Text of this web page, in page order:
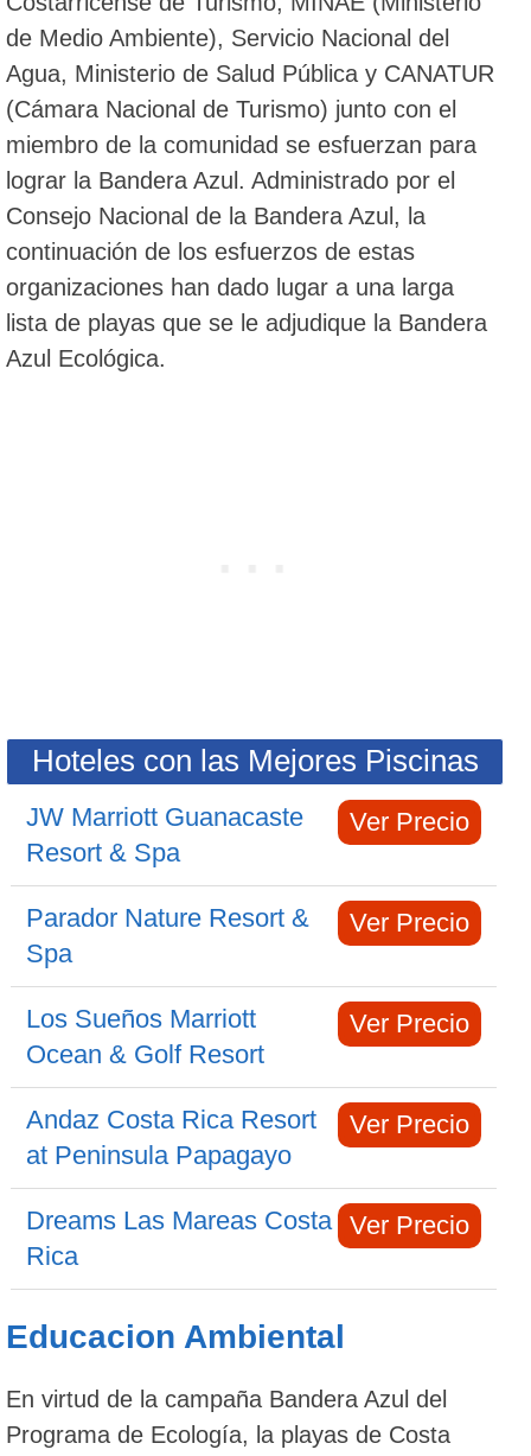
de Medio Ambiente), Servicio Nacional del
Agua, Ministerio de Salud Pública y CANATUR
(Cámara Nacional de Turismo) junto con el
miembro de la comunidad se esfuerzan para
lograr la Bandera Azul. Administrado por el
Consejo Nacional de la Bandera Azul, la
continuación de los esfuerzos de estas
organizaciones han dado lugar a una larga
lista de playas que se le adjudique la Bandera
Azul Ecológica.
Hoteles con las Mejores Piscinas
JW Marriott Guanacaste
Resort & Spa
Ver Precio
Parador Nature Resort &
Spa
Ver Precio
Los Sueños Marriott
Ocean & Golf Resort
Ver Precio
Andaz Costa Rica Resort
at Peninsula Papagayo
Ver Precio
Dreams Las Mareas Costa
Rica
Ver Precio
Educacion Ambiental
En virtud de la campaña Bandera Azul del
Programa de Ecología, la playas de Costa